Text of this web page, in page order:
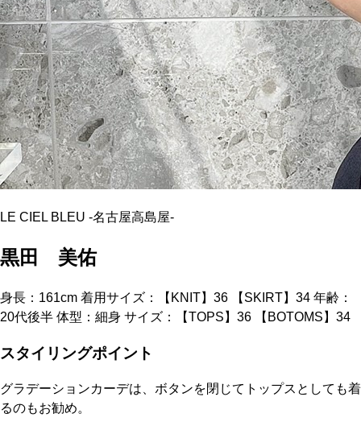
LE CIEL BLEU -名古屋高島屋-
黒田 美佑
身長：161cm 着用サイズ：【KNIT】36 【SKIRT】34 年齢：
20代後半 体型：細身 サイズ：【TOPS】36 【BOTOMS】34
スタイリングポイント
グラデーションカーデは、ボタンを閉じてトップスとしても着
るのもお勧め。